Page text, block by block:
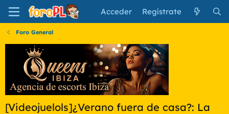
Acceder Regístrate
Foro General
[Videojuelols]¿Verano fuera de casa?: La